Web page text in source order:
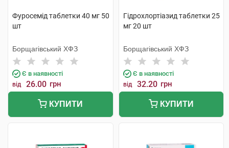
Фуросемід таблетки 40 мг 50
шт
Борщагівський ХФЗ
Є в наявності
від 26.00 грн
КУПИТИ
Гідрохлортіазид таблетки 25
мг 20 шт
Борщагівський ХФЗ
Є в наявності
від 32.20 грн
КУПИТИ